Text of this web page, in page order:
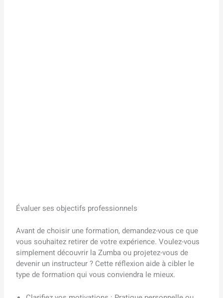
Évaluer ses objectifs professionnels
Avant de choisir une formation, demandez-vous ce que
vous souhaitez retirer de votre expérience. Voulez-vous
simplement découvrir la Zumba ou projetez-vous de
devenir un instructeur ? Cette réflexion aide à cibler le
type de formation qui vous conviendra le mieux.